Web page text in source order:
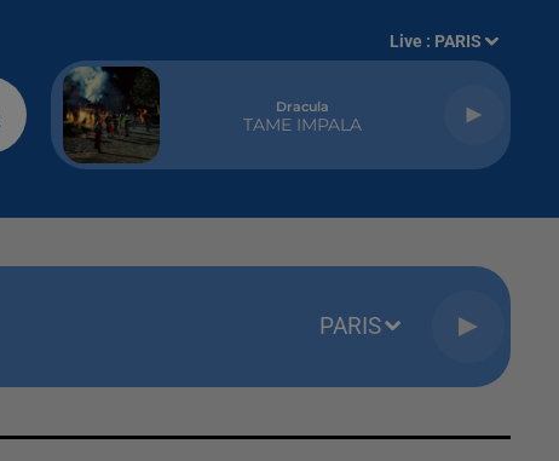
Live : PARIS
Dracula
TAME IMPALA
PARIS